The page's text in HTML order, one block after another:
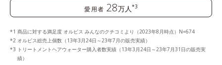
愛用者 28万人 *3
商品に対する満足度 オルビス みんなのクチコミより（2023年8月時点）N=674
オルビス総売上個数（13年3月24日～23年7月の販売実績）
トリートメントヘアウォーター購入者数実績（13年3月24日～23年7月31日の販売実
績）